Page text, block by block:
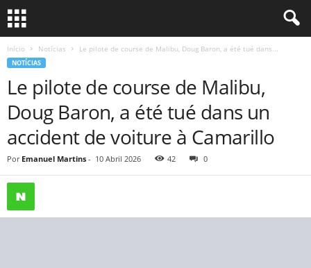
Início Notícias Le pilote de course de Malibu, Doug Baron, a été tué dans...
NOTÍCIAS
Le pilote de course de Malibu,
Doug Baron, a été tué dans un
accident de voiture à Camarillo
Por Emanuel Martins - 10 Abril 2026 42 0